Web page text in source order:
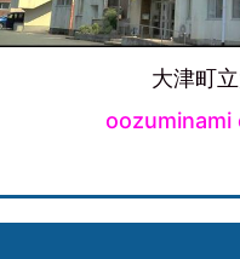
大津町